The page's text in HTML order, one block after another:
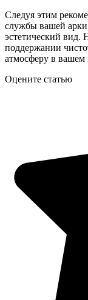
Следуя этим
службы вашей арки
эстетический вид.
поддержании
атмосферу в вашем
Оцените статью